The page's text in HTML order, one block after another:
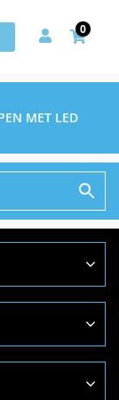
0
MET LED